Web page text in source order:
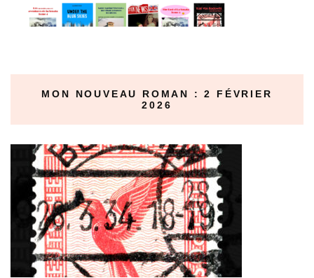
MON NOUVEAU ROMAN : 2 FÉVRIER
2026